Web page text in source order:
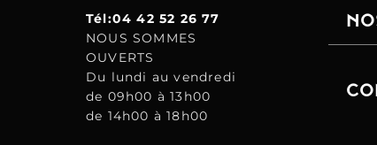
Tél:04 42 52 26 77
NOUS SOMMES
OUVERTS
Du lundi au vendredi
de 09h00 à 13h00
de 14h00 à 18h00